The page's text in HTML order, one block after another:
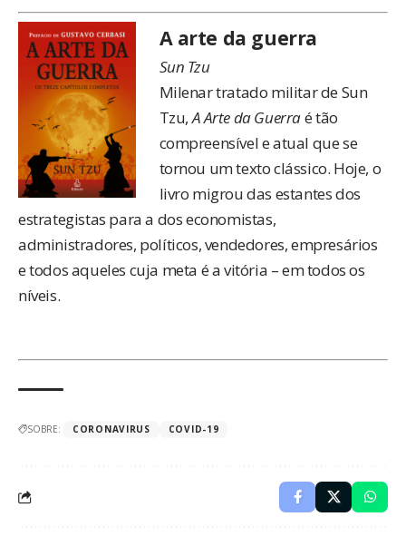
A arte da guerra
Sun Tzu
Milenar tratado militar de Sun
Tzu,A Arte da Guerraé tão
compreensível e atual que se
tornou um texto clássico. Hoje, o
livro migrou das estantes dos
estrategistas para a dos economistas,
administradores, políticos, vendedores, empresários
e todos aqueles cuja meta é a vitória – em todos os
níveis.
SOBRE: CORONAVIRUS COVID-19